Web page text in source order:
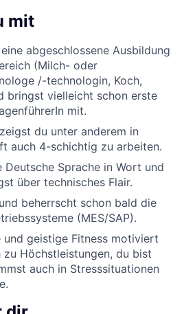
mit
abgeschlossene Ausbildung
(Milch- oder
/-technologin, Koch,
bringst vielleicht schon erste
mit.
du unter anderem in
auch 4-schichtig zu arbeiten.
Deutsche Sprache in Wort und
über technisches Flair.
beherrscht schon bald die
(MES/SAP).
und geistige Fitness motiviert
Höchstleistungen, du bist
auch in Stresssituationen